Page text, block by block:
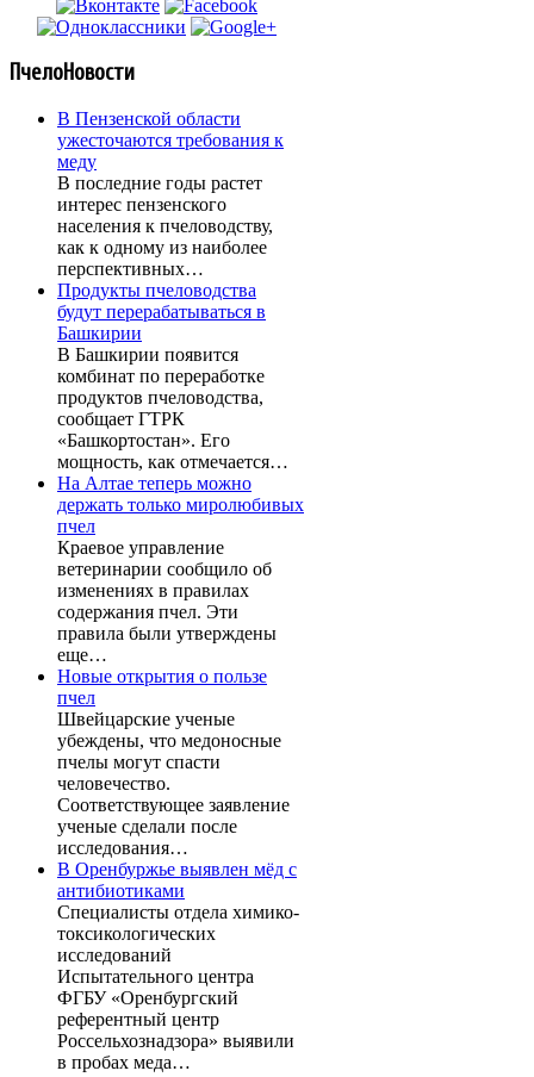
ПчелоНовости
В Пензенской области
ужесточаются требования к
меду
В последние годы растет
интерес пензенского
населения к пчеловодству,
как к одному из наиболее
перспективных…
Продукты пчеловодства
будут перерабатываться в
Башкирии
В Башкирии появится
комбинат по переработке
продуктов пчеловодства,
сообщает ГТРК
«Башкортостан». Его
мощность, как отмечается…
На Алтае теперь можно
держать только миролюбивых
пчел
Краевое управление
ветеринарии сообщило об
изменениях в правилах
содержания пчел. Эти
правила были утверждены
еще…
Новые открытия о пользе
пчел
Швейцарские ученые
убеждены, что медоносные
пчелы могут спасти
человечество.
Соответствующее заявление
ученые сделали после
исследования…
В Оренбуржье выявлен мёд с
антибиотиками
Специалисты отдела химико-
токсикологических
исследований
Испытательного центра
ФГБУ «Оренбургский
референтный центр
Россельхознадзора» выявили
в пробах меда…